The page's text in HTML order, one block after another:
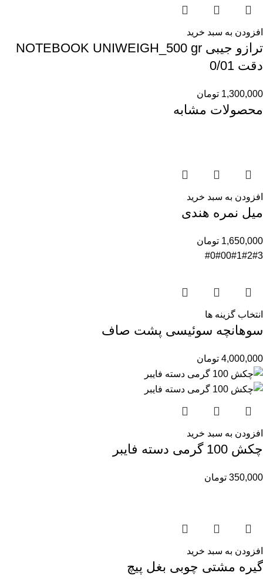
افزودن به سبد خرید
ترازو جیبی NOTEBOOK UNIWEIGH_500 gr
دقت 0/01
1,300,000 تومان
محصولات مشابه
افزودن به سبد خرید
میل نمره هندی
1,650,000 تومان
#0#00#1#2#3
انتخاب گزینه ها
سوهانچه سوئیسی پشت صاف
4,000,000 تومان
افزودن به سبد خرید
چکش 100 گرمی دسته فایبر
350,000 تومان
افزودن به سبد خرید
گیره مشتی چوبی بغل پیچ